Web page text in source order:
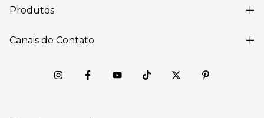
Produtos
Canais de Contato